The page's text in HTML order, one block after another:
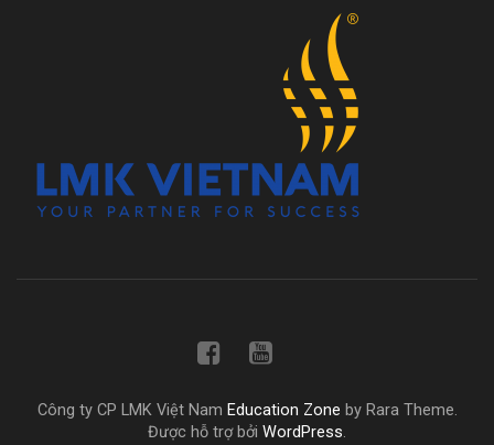
Công ty CP LMK Việt Nam Education Zone by Rara Theme.
Được hỗ trợ bởi WordPress.